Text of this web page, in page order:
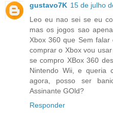
gustavo7K 15 de julho
Leo eu nao sei se eu
mas os jogos sao
Xbox 360 que Sem
comprar o Xbox vou
se compro XBox 360
Nintendo Wii, e queria
agora, posso ser
Assinante GOld?
Responder